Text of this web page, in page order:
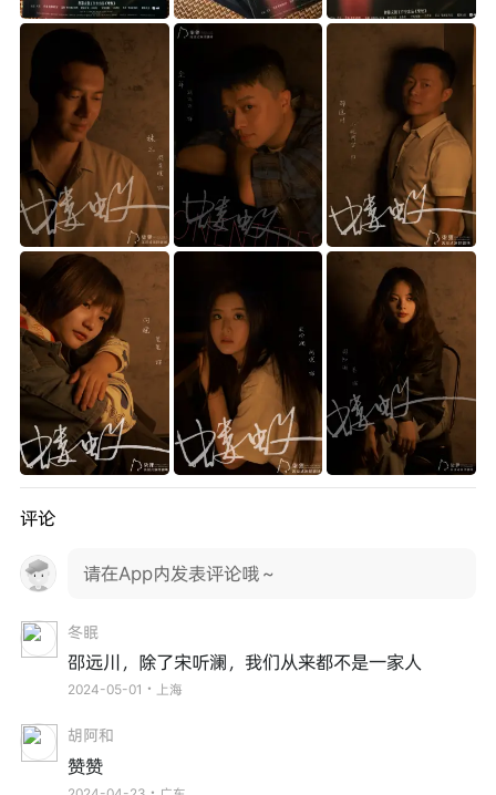
评论
请在App内发表评论哦～
冬眠
邵远川，除了宋听澜，我们从来都不是一家人
2024-05-01・上海
胡阿和
赞赞